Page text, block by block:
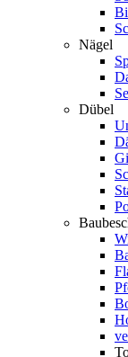
Nägel
Dübel